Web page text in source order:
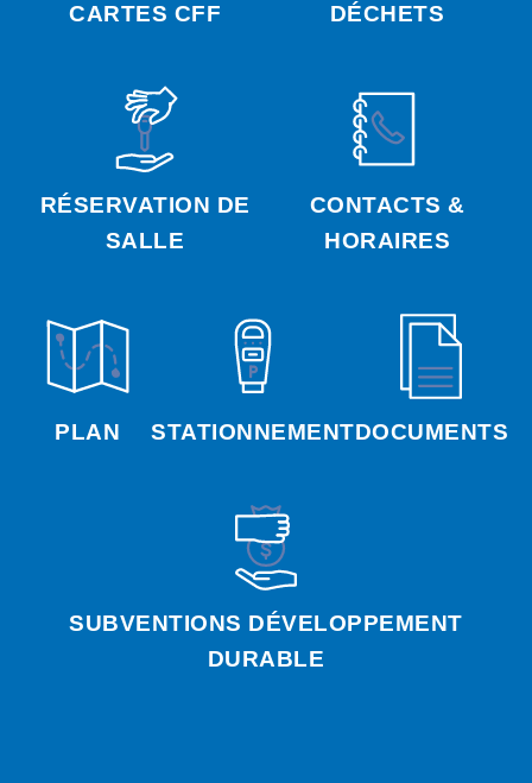
CARTES CFF DÉCHETS
RÉSERVATION DE
SALLE
CONTACTS &
HORAIRES
PLAN STATIONNEMENTDOCUMENTS
SUBVENTIONS DÉVELOPPEMENT
DURABLE